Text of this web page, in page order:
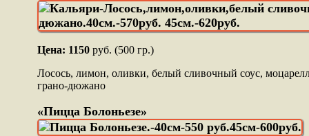
Цена: 1150руб. (500 гр.)
Лосось, лимон, оливки, белый сливочный соус,
грано-дюжано
«Пицца Болоньезе»